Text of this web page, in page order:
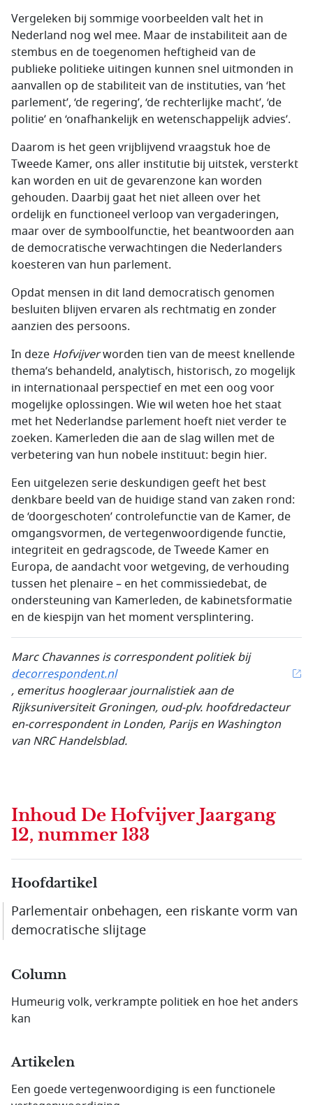
Vergeleken bij sommige voorbeelden valt het in
Nederland nog wel mee. Maar de instabiliteit aan de
stembus en de toegenomen heftigheid van de
publieke politieke uitingen kunnen snel uitmonden in
aanvallen op de stabiliteit van de instituties, van ‘het
parlement’, ‘de regering’, ‘de rechterlijke macht’, ‘de
politie’ en ‘onafhankelijk en wetenschappelijk advies’.
Daarom is het geen vrijblijvend vraagstuk hoe de
Tweede Kamer, ons aller institutie bij uitstek, versterkt
kan worden en uit de gevarenzone kan worden
gehouden. Daarbij gaat het niet alleen over het
ordelijk en functioneel verloop van vergaderingen,
maar over de symboolfunctie, het beantwoorden aan
de democratische verwachtingen die Nederlanders
koesteren van hun parlement.
Opdat mensen in dit land democratisch genomen
besluiten blijven ervaren als rechtmatig en zonder
aanzien des persoons.
In deze Hofvijverworden tien van de meest knellende
thema’s behandeld, analytisch, historisch, zo mogelijk
in internationaal perspectief en met een oog voor
mogelijke oplossingen. Wie wil weten hoe het staat
met het Nederlandse parlement hoeft niet verder te
zoeken. Kamerleden die aan de slag willen met de
verbetering van hun nobele instituut: begin hier.
Een uitgelezen serie deskundigen geeft het best
denkbare beeld van de huidige stand van zaken rond:
de ‘doorgeschoten’ controlefunctie van de Kamer, de
omgangsvormen, de vertegenwoordigende functie,
integriteit en gedragscode, de Tweede Kamer en
Europa, de aandacht voor wetgeving, de verhouding
tussen het plenaire – en het commissiedebat, de
ondersteuning van Kamerleden, de kabinetsformatie
en de kiespijn van het moment versplintering.
Marc Chavannes is correspondent politiek bij
decorrespondent.nl
, emeritus hoogleraar journalistiek aan de
Rijksuniversiteit Groningen, oud-plv. hoofdredacteur
en-correspondent in Londen, Parijs en Washington
van NRC Handelsblad.
Inhoud De Hofvijver Jaargang
12, nummer 133
Hoofdartikel
Parlementair onbehagen, een riskante vorm van
democratische slijtage
Column
Humeurig volk, verkrampte politiek en hoe het anders
kan
Artikelen
Een goede vertegenwoordiging is een functionele